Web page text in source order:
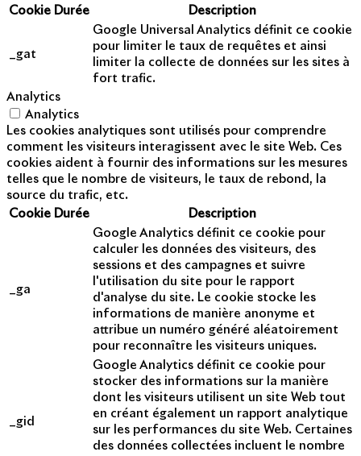
Cookie Durée Description
_gat
Google Universal Analytics définit ce cookie
pour limiter le taux de requêtes et ainsi
limiter la collecte de données sur les sites à
fort trafic.
Analytics
Analytics
Les cookies analytiques sont utilisés pour comprendre
comment les visiteurs interagissent avec le site Web. Ces
cookies aident à fournir des informations sur les mesures
telles que le nombre de visiteurs, le taux de rebond, la
source du trafic, etc.
Cookie Durée Description
_ga
Google Analytics définit ce cookie pour
calculer les données des visiteurs, des
sessions et des campagnes et suivre
l'utilisation du site pour le rapport
d'analyse du site. Le cookie stocke les
informations de manière anonyme et
attribue un numéro généré aléatoirement
pour reconnaître les visiteurs uniques.
_gid
Google Analytics définit ce cookie pour
stocker des informations sur la manière
dont les visiteurs utilisent un site Web tout
en créant également un rapport analytique
sur les performances du site Web. Certaines
des données collectées incluent le nombre